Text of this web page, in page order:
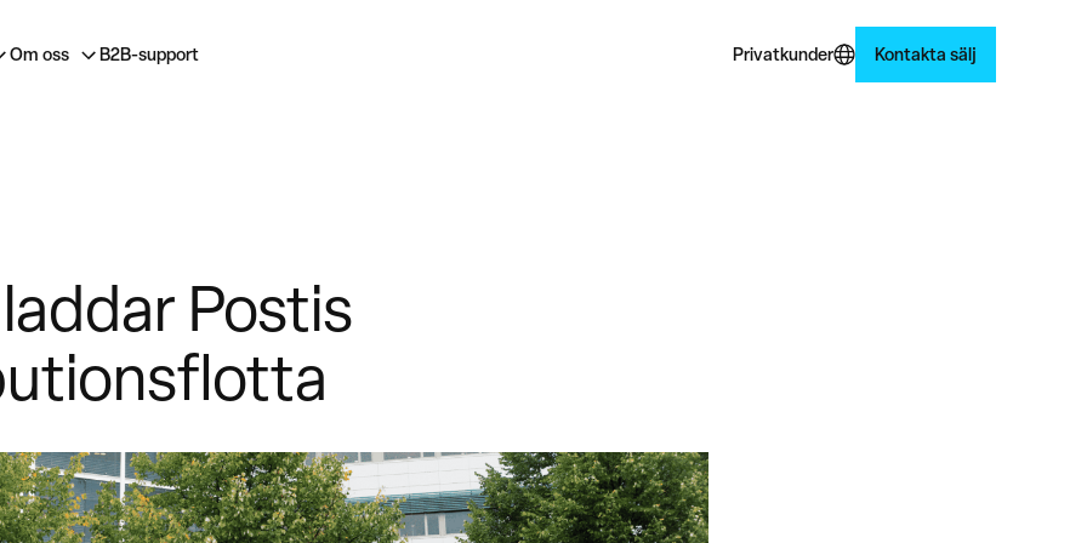
Om oss B2B-support Privatkunder Kontakta sälj
Postis